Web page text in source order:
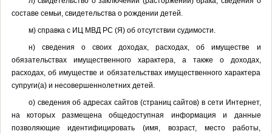
составе семьи, свидетельства о рождении детей.
м) справка с ИЦ МВД РС (Я) об отсутствии судимости.
н) сведения о своих доходах, расходах, об имуществе и
обязательствах имущественного характера, а также о доходах,
расходах, об имуществе и обязательствах имущественного характера
супруги(а) и несовершеннолетних детей.
о) сведения об адресах сайтов (страниц сайтов) в сети Интернет,
на которых размещена общедоступная информация и данные
позволяющие идентифицировать (имя, возраст, место работы,